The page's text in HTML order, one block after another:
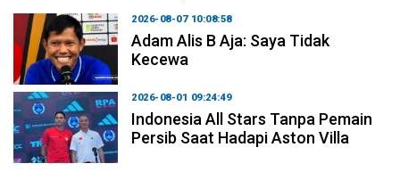
2026-08-07 10:08:58
Adam Alis B Aja: Saya Tidak
Kecewa
2026-08-01 09:24:49
Indonesia All Stars Tanpa Pemain
Persib Saat Hadapi Aston Villa